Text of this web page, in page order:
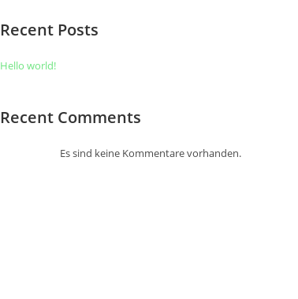
Recent Posts
Hello world!
Recent Comments
Es sind keine Kommentare vorhanden.